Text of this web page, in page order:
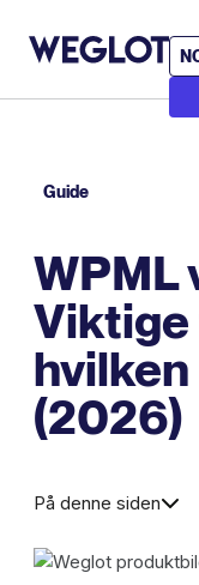
Guide
WPML
(2026)
På denne siden